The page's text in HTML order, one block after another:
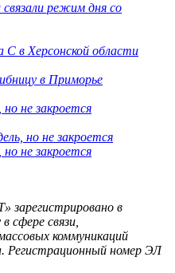
режим дня со
в Херсонской области
в Приморье
не закроется
не закроется
зарегистрировано в
сфере связи,
коммуникаций
Регистрационный номер ЭЛ